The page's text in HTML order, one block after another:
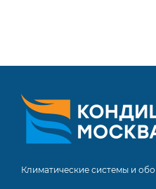
интерьером помещения.
Климатические системы и